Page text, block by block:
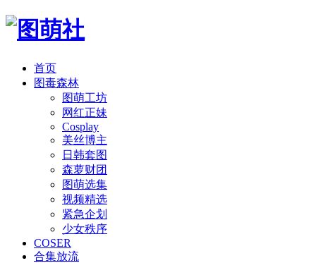
首页
图毒森林
图萌工坊
网红正妹
Cosplay
美丝博主
日韩套图
森萝财团
图萌选集
视频精选
紧急企划
少女秩序
COSER
合集放流